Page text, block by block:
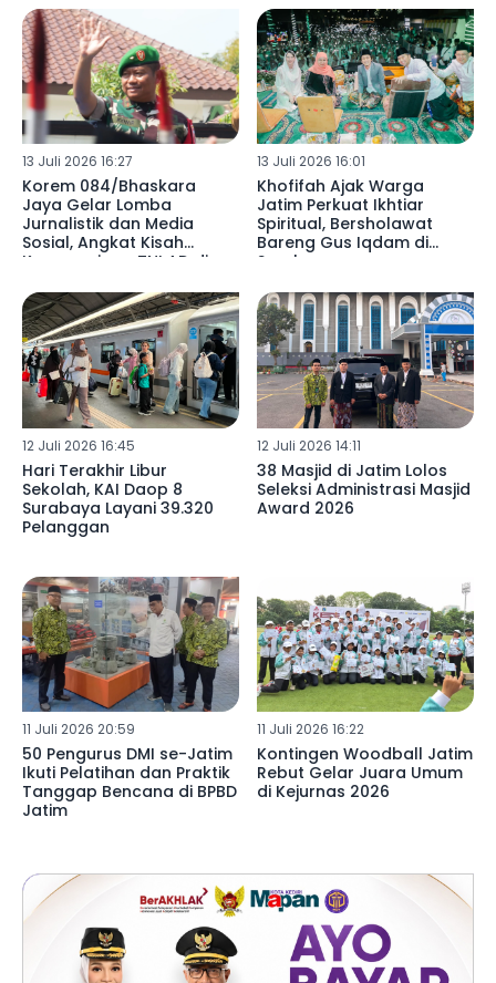
13 Juli 2026 16:27
Korem 084/Bhaskara
Jaya Gelar Lomba
Jurnalistik dan Media
Sosial, Angkat Kisah
Kemanusiaan TNI AD di
13 Juli 2026 16:01
Khofifah Ajak Warga
Jatim Perkuat Ikhtiar
Spiritual, Bersholawat
Bareng Gus Iqdam di
Surabaya
12 Juli 2026 16:45
Hari Terakhir Libur
Sekolah, KAI Daop 8
Surabaya Layani 39.320
Pelanggan
12 Juli 2026 14:11
38 Masjid di Jatim Lolos
Seleksi Administrasi Masjid
Award 2026
11 Juli 2026 20:59
50 Pengurus DMI se-Jatim
Ikuti Pelatihan dan Praktik
Tanggap Bencana di BPBD
Jatim
11 Juli 2026 16:22
Kontingen Woodball Jatim
Rebut Gelar Juara Umum
di Kejurnas 2026